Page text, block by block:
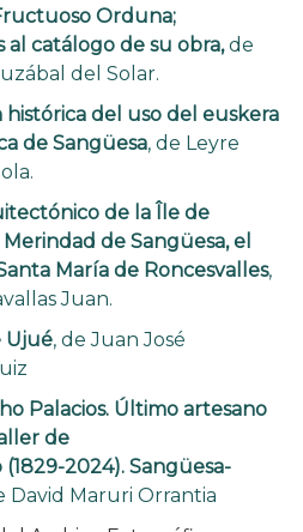
Orduna;
al catálogo de su obra,de
del Solar.
histórica del uso del euskera
de Sangüesa, de Leyre
de la Île de
de Sangüesa, el
María de Roncesvalles,
Juan.
Ujué, de Juan José
Palacios. Último artesano
de
2024). Sangüesa-
David Maruri Orrantia